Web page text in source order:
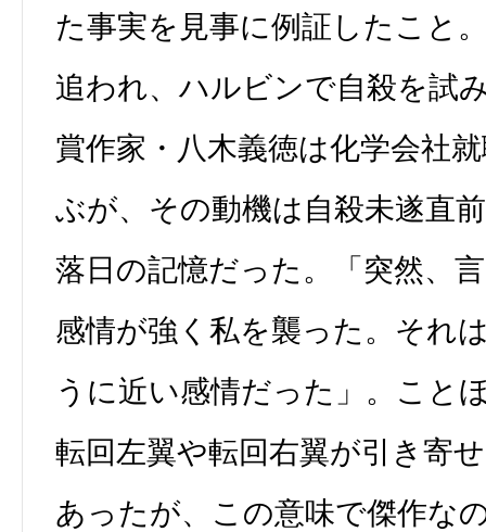
た事実を見事に例証したこと
追われ、ハルビンで自殺を試
賞作家・八木義徳は化学会社
ぶが、その動機は自殺未遂直
落日の記憶だった。「突然、
感情が強く私を襲った。それ
うに近い感情だった」。こと
転回左翼や転回右翼が引き寄
あったが、この意味で傑作な